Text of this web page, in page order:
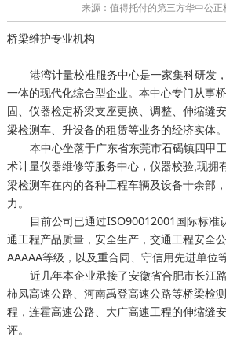
来源：值得托付的第三方华中公正
桥梁维护专业机构
港湾计量校准服务中心是一家集科研发
一体的现代化综合型企业。本中心专门从事
固、 仪器检定桥梁支座更换、调整、伸缩缝
梁检测车、升设备的租赁等业务的经济实体。
本中心坐落于广东省东莞市石碣镇四甲
术计量仪器维修等服务中心， 仪器校验,现拥
梁检测车在内的各种工程车辆及设备十余部
力。
目前公司已通过ISO90012001国际标准
通工程产品质量，安全生产，交通工程安全
AAAAA等级，以及重合同、守信用先进单位
近几年本企业承接了安徽省合肥市长江
柿凤高速公路、河南禹登高速公路等桥梁检
程，连霍高速公路、大广高速工程的伸缩缝
评。